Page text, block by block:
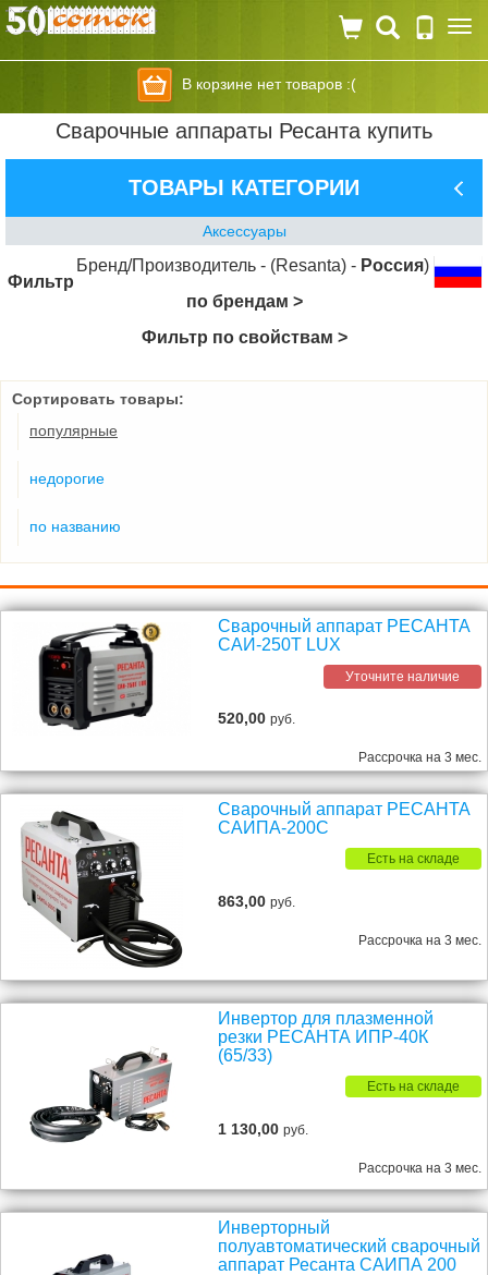
В корзине нет товаров :(
Сварочные аппараты Ресанта купить
ТОВАРЫ КАТЕГОРИИ
Аксессуары
Бренд/Производитель - (Resanta) - Россия)
Фильтр
по брендам >
Фильтр по свойствам >
Сортировать товары:
популярные
недорогие
по названию
Сварочный аппарат РЕСАНТА
САИ-250T LUX
Уточните наличие
520,00руб.
Рассрочка на 3 мес.
Сварочный аппарат РЕСАНТА
САИПА-200C
Есть на складе
863,00руб.
Рассрочка на 3 мес.
Инвертор для плазменной
резки РЕСАНТА ИПР-40К
(65/33)
Есть на складе
1 130,00руб.
Рассрочка на 3 мес.
Инверторный
полуавтоматический сварочный
аппарат Ресанта САИПА 200